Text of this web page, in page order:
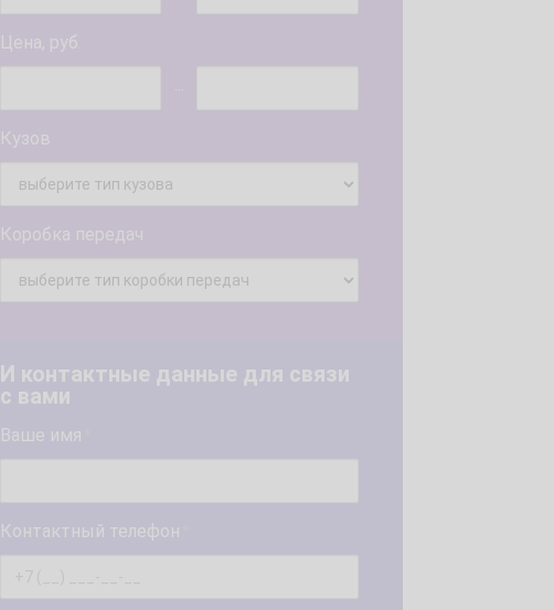
Цена, руб.
...
Кузов
Коробка передач
И контактные данные для связи
с вами
Ваше имя
Контактный телефон